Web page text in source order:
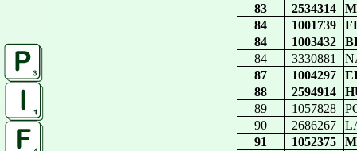
83
2534314
84
1001739
84
1003432
84
3330881
87
1004297
88
2594914
89
1057828
90
2686267
91
1052375